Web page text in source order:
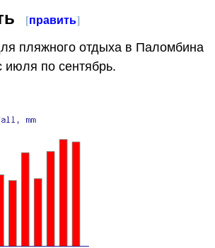
[править]
пляжного отдыха в Паломбина
июля по сентябрь.